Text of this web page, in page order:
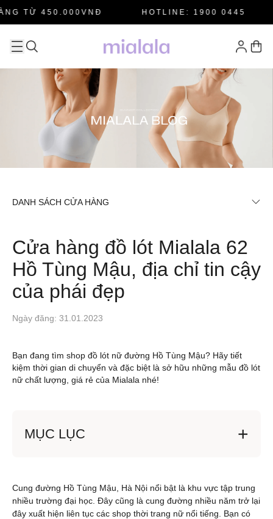
TỪ 450.000VNĐ HOTLINE: 1900 0445
DANH SÁCH CỬA HÀNG
Cửa hàng đồ lót Mialala 62
Hồ Tùng Mậu, địa chỉ tin cậy
của phái đẹp
Ngày đăng: 31.01.2023
Bạn đang tìm shop đồ lót nữ đường Hồ Tùng Mậu? Hãy tiết
kiệm thời gian di chuyển và đặc biệt là sở hữu những mẫu đồ lót
nữ chất lượng, giá rẻ của Mialala nhé!
MỤC LỤC
Cung đường Hồ Tùng Mậu, Hà Nội nổi bật là khu vực tập trung
nhiều trường đại học. Đây cũng là cung đường nhiều năm trở lại
đây xuất hiện liên tục các shop thời trang nữ nổi tiếng. Bạn có